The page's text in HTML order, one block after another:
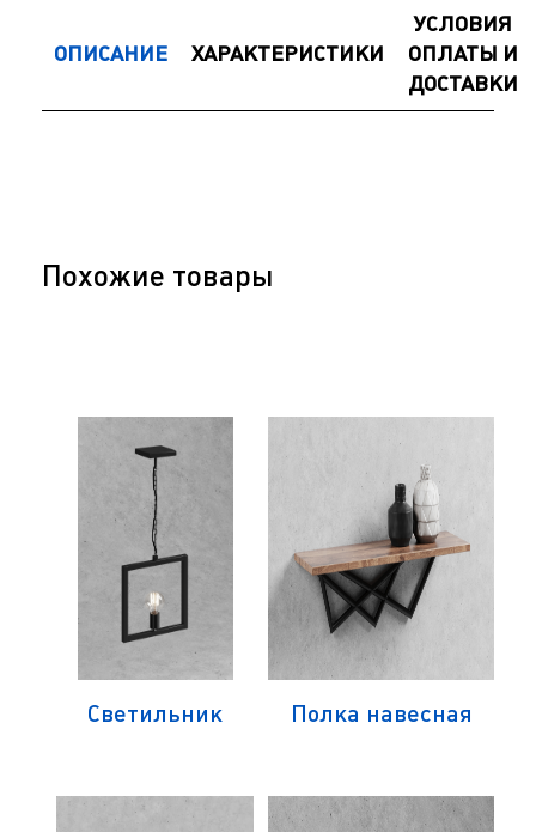
ОПИСАНИЕ ХАРАКТЕРИСТИКИ
УСЛОВИЯ
ОПЛАТЫ И
ДОСТАВКИ
Похожие товары
Светильник Полка навесная